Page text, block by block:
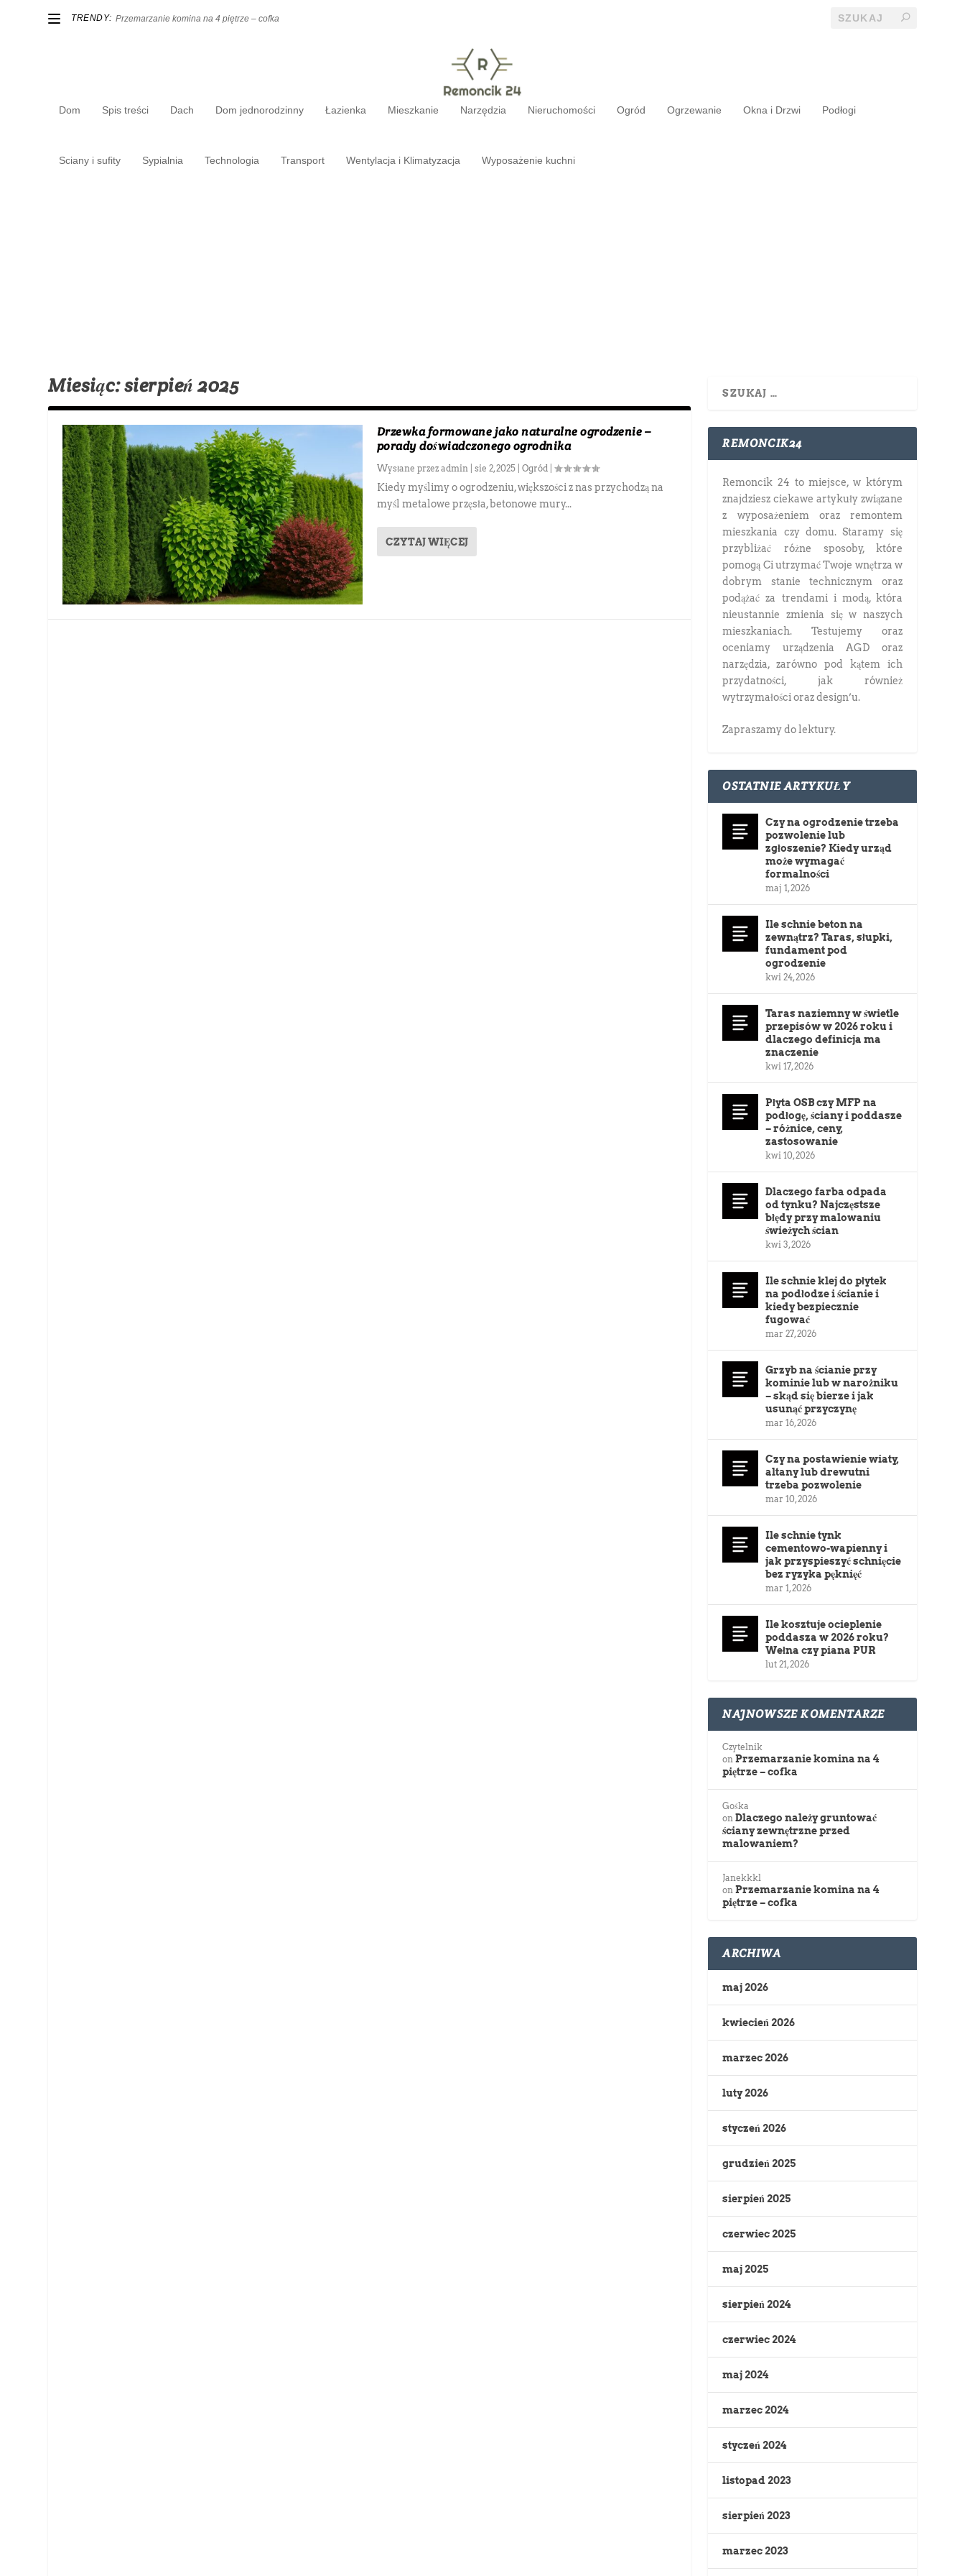
TRENDY: Przemarzanie komina na 4 piętrze – cofka
Dom Spis treści Dach Dom jednorodzinny Łazienka Mieszkanie Narzędzia Nieruchomości Ogród Ogrzewanie Okna i Drzwi Podłogi
Sciany i sufity Sypialnia Technologia Transport Wentylacja i Klimatyzacja Wyposażenie kuchni
Miesiąc:sierpień 2025
Drzewka formowane jako naturalne ogrodzenie –
porady doświadczonego ogrodnika
Wysłane przez admin sie 2, 2025| Ogród
Kiedy myślimy o ogrodzeniu, większości z nas przychodzą na
myśl metalowe przęsła, betonowe mury...
CZYTAJ WIĘCEJ
REMONCIK24
Remoncik 24 to miejsce, w którym
znajdziesz ciekawe artykuły związane
z wyposażeniem oraz remontem
mieszkania czy domu. Staramy się
przybliżać różne sposoby, które
pomogą Ci utrzymać Twoje wnętrza w
dobrym stanie technicznym oraz
podążać za trendami i modą, która
nieustannie zmienia się w naszych
mieszkaniach. Testujemy oraz
oceniamy urządzenia AGD oraz
narzędzia, zarówno pod kątem ich
przydatności, jak również
wytrzymałości oraz design’u.
Zapraszamy do lektury.
OSTATNIE ARTYKUŁY
Czy na ogrodzenie trzeba
pozwolenie lub
zgłoszenie? Kiedy urząd
może wymagać
formalności
maj 1, 2026
Ile schnie beton na
zewnątrz? Taras, słupki,
fundament pod
ogrodzenie
kwi 24, 2026
Taras naziemny w świetle
przepisów w 2026 roku i
dlaczego definicja ma
znaczenie
kwi 17, 2026
Płyta OSB czy MFP na
podłogę, ściany i poddasze
– różnice, ceny,
zastosowanie
kwi 10, 2026
Dlaczego farba odpada
od tynku? Najczęstsze
błędy przy malowaniu
świeżych ścian
kwi 3, 2026
Ile schnie klej do płytek
na podłodze i ścianie i
kiedy bezpiecznie
fugować
mar 27, 2026
Grzyb na ścianie przy
kominie lub w narożniku
– skąd się bierze i jak
usunąć przyczynę
mar 16, 2026
Czy na postawienie wiaty,
altany lub drewutni
trzeba pozwolenie
mar 10, 2026
Ile schnie tynk
cementowo-wapienny i
jak przyspieszyć schnięcie
bez ryzyka pęknięć
mar 1, 2026
Ile kosztuje ocieplenie
poddasza w 2026 roku?
Wełna czy piana PUR
lut 21, 2026
NAJNOWSZE KOMENTARZE
Czytelnik
onPrzemarzanie komina na 4
piętrze – cofka
Gośka
onDlaczego należy gruntować
ściany zewnętrzne przed
malowaniem?
Janekkkl
onPrzemarzanie komina na 4
piętrze – cofka
ARCHIWA
maj 2026
kwiecień 2026
marzec 2026
luty 2026
styczeń 2026
grudzień 2025
sierpień 2025
czerwiec 2025
maj 2025
sierpień 2024
czerwiec 2024
maj 2024
marzec 2024
styczeń 2024
listopad 2023
sierpień 2023
marzec 2023